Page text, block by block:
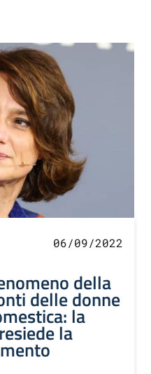
06/09/2022
della
delle donne
la
la